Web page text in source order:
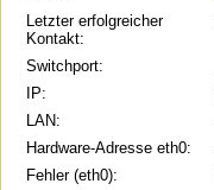
Letzter erfolgreicher
Kontakt:
Switchport:
IP:
LAN:
Hardware-Adresse eth0:
Fehler (eth0):